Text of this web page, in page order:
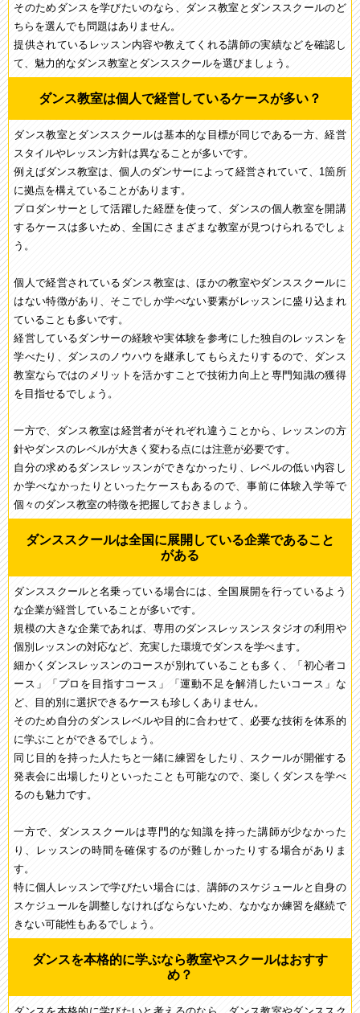
そのためダンスを学びたいのなら、ダンス教室とダンススクールのど
ちらを選んでも問題はありません。
提供されているレッスン内容や教えてくれる講師の実績などを確認し
て、魅力的なダンス教室とダンススクールを選びましょう。
ダンス教室は個人で経営しているケースが多い？
ダンス教室とダンススクールは基本的な目標が同じである一方、経営
スタイルやレッスン方針は異なることが多いです。
例えばダンス教室は、個人のダンサーによって経営されていて、1箇所
に拠点を構えていることがあります。
プロダンサーとして活躍した経歴を使って、ダンスの個人教室を開講
するケースは多いため、全国にさまざまな教室が見つけられるでしょ
う。
個人で経営されているダンス教室は、ほかの教室やダンススクールに
はない特徴があり、そこでしか学べない要素がレッスンに盛り込まれ
ていることも多いです。
経営しているダンサーの経験や実体験を参考にした独自のレッスンを
学べたり、ダンスのノウハウを継承してもらえたりするので、ダンス
教室ならではのメリットを活かすことで技術力向上と専門知識の獲得
を目指せるでしょう。
一方で、ダンス教室は経営者がそれぞれ違うことから、レッスンの方
針やダンスのレベルが大きく変わる点には注意が必要です。
自分の求めるダンスレッスンができなかったり、レベルの低い内容し
か学べなかったりといったケースもあるので、事前に体験入学等で
個々のダンス教室の特徴を把握しておきましょう。
ダンススクールは全国に展開している企業であること
がある
ダンススクールと名乗っている場合には、全国展開を行っているよう
な企業が経営していることが多いです。
規模の大きな企業であれば、専用のダンスレッスンスタジオの利用や
個別レッスンの対応など、充実した環境でダンスを学べます。
細かくダンスレッスンのコースが別れていることも多く、「初心者コ
ース」「プロを目指すコース」「運動不足を解消したいコース」な
ど、目的別に選択できるケースも珍しくありません。
そのため自分のダンスレベルや目的に合わせて、必要な技術を体系的
に学ぶことができるでしょう。
同じ目的を持った人たちと一緒に練習をしたり、スクールが開催する
発表会に出場したりといったことも可能なので、楽しくダンスを学べ
るのも魅力です。
一方で、ダンススクールは専門的な知識を持った講師が少なかった
り、レッスンの時間を確保するのが難しかったりする場合がありま
す。
特に個人レッスンで学びたい場合には、講師のスケジュールと自身の
スケジュールを調整しなければならないため、なかなか練習を継続で
きない可能性もあるでしょう。
ダンスを本格的に学ぶなら教室やスクールはおすす
め？